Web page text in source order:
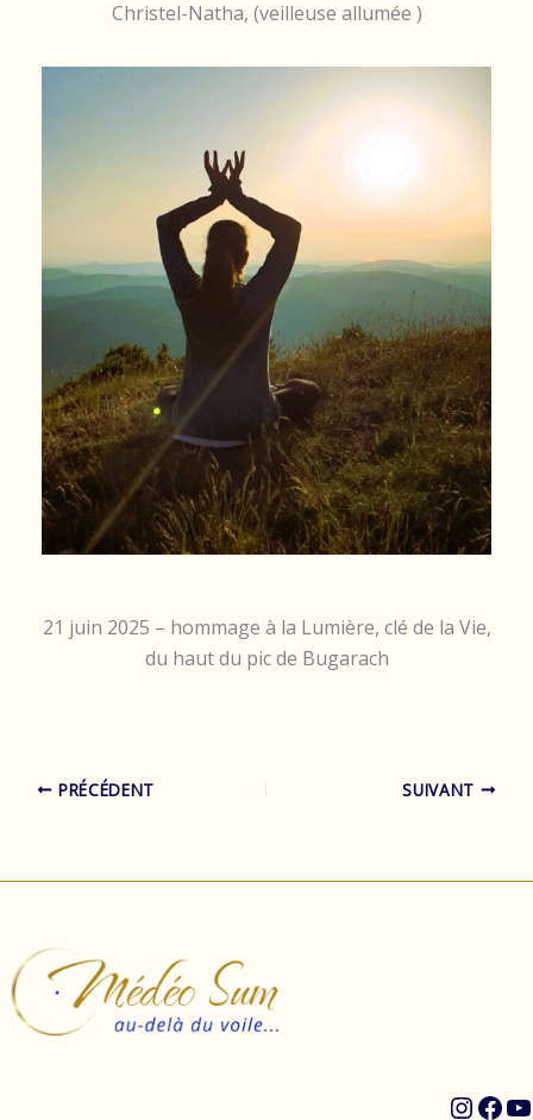
Christel-Natha, (veilleuse allumée )
21 juin 2025 – hommage à la Lumière, clé de la Vie,
du haut du pic de Bugarach
PRÉCÉDENT SUIVANT